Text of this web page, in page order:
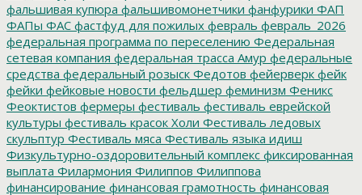
фальшивая купюра фальшивомонетчики фанфурики ФАП
ФАПы ФАС фастфуд для пожилых февраль февраль_2026
федеральная программа по переселению Федеральная
сетевая компания федеральная трасса Амур федеральные
средства федеральный розыск Федотов фейерверк фейк
фейки фейковые новости фельдшер феминизм Феникс
Феоктистов фермеры фестиваль фестиваль еврейской
культуры фестиваль красок Холи Фестиваль ледовых
скульптур Фестиваль мяса Фестиваль языка идиш
Физкультурно-оздоровительный комплекс фиксированная
выплата Филармония Филиппов Филиппова
финансирование финансовая грамотность финансовая